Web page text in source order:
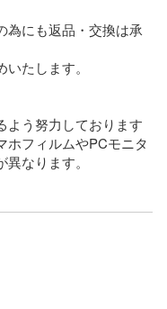
為にも返品・交換は承
たします。
よう努力しております
ホフィルムやPCモニタ
なります。